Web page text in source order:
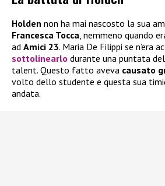
Holden non ha mai nascosto la sua
Francesca Tocca, nemmeno quando
ad Amici 23. Maria De Filippi se n’era
sottolinearlo durante una puntata
talent. Questo fatto aveva causato
volto dello studente e questa sua
andata.